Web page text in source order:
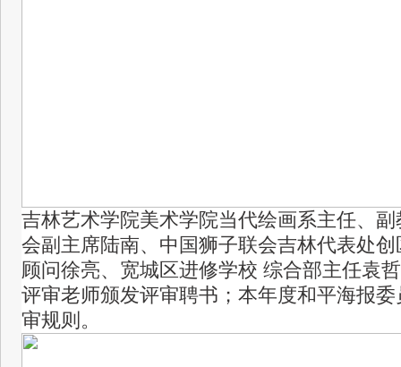
吉林艺术学院美术学院当代绘画系主任、
会副主席陆南、中国狮子联会吉林代表处
顾问徐亮、宽城区进修学校 综合部主任袁
评审老师颁发评审聘书；本年度和平海报
审规则。